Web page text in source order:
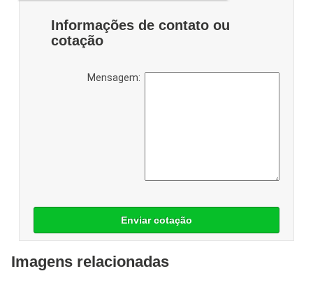
Informações de contato ou
cotação
Mensagem:
Enviar cotação
Imagens relacionadas